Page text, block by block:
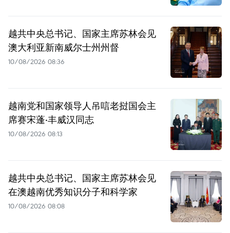
越共中央总书记、国家主席苏林会见
澳大利亚新南威尔士州州督
10/08/2026 08:36
越南党和国家领导人吊唁老挝国会主
席赛宋蓬·丰威汉同志
10/08/2026 08:13
越共中央总书记、国家主席苏林会见
在澳越南优秀知识分子和科学家
10/08/2026 08:08